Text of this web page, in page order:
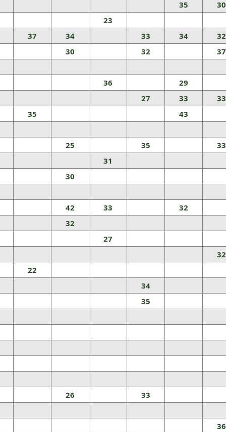
35
30
23
37 34 33 34
32
30 32
37
36
29
27 33
33
35
43
25 35
33
31
30
42 33
32
32
27
32
22
34
35
26
33
36